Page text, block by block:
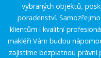
vybraných objektů,
poradenství.
klientům i kvalitní
makléři Vám budou
zajistíme bezplatnou právní